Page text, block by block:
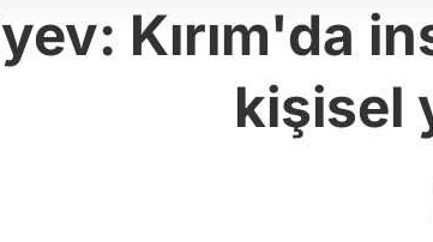
Kırım'da
kişisel